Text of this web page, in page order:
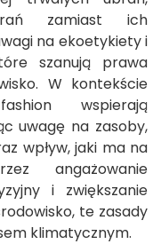
zamiast ich
na ekoetykiety i
szanują prawa
W kontekście
wspierają
uwagę na zasoby,
wpływ, jaki ma na
angażowanie
i zwiększanie
te zasady
klimatycznym.